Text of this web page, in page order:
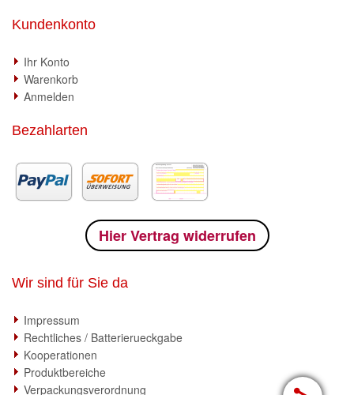
Kundenkonto
Ihr Konto
Warenkorb
Anmelden
Bezahlarten
Hier Vertrag widerrufen
Wir sind für Sie da
Impressum
Rechtliches / Batterierueckgabe
Kooperationen
Produktbereiche
Verpackungsverordnung